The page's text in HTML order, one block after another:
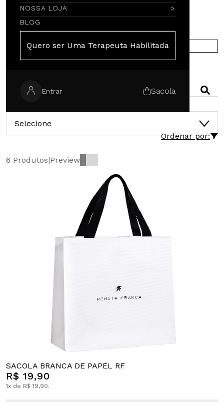
NOSSA LOJA
BLOG
Quero ser Uma Terapeuta Habilitada
Entrar Sacola
Encontre por Nome
COMPRE NA EUROPA
Selecione
Ordenar por:
6 Produtos|Preview
SACOLA BRANCA DE PAPEL RF
R$ 19,90
1x de R$ 19,90.